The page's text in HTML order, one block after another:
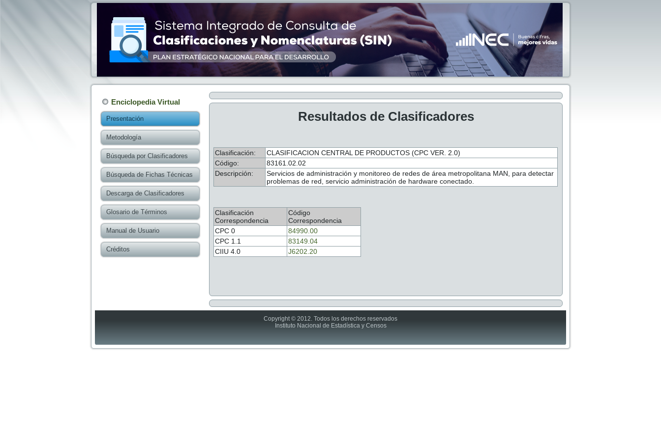
Enciclopedia Virtual
Presentación
Metodología
Búsqueda por Clasificadores
Búsqueda de Fichas Técnicas
Descarga de Clasificadores
Glosario de Términos
Manual de Usuario
Créditos
Resultados de Clasificadores
Clasificación:
CLASIFICACION CENTRAL DE PRODUCTOS (CPC VER. 2.0)
Código:
83161.02.02
Descripción:
Servicios de administración y monitoreo de redes de área metropolitana MAN, para detectar
problemas de red, servicio administración de hardware conectado.
Clasificación
Correspondencia
Código
Correspondencia
CPC 0
84990.00
CPC 1.1
83149.04
CIIU 4.0
J6202.20
Copyright © 2012. Todos los derechos reservados
Instituto Nacional de Estadística y Censos